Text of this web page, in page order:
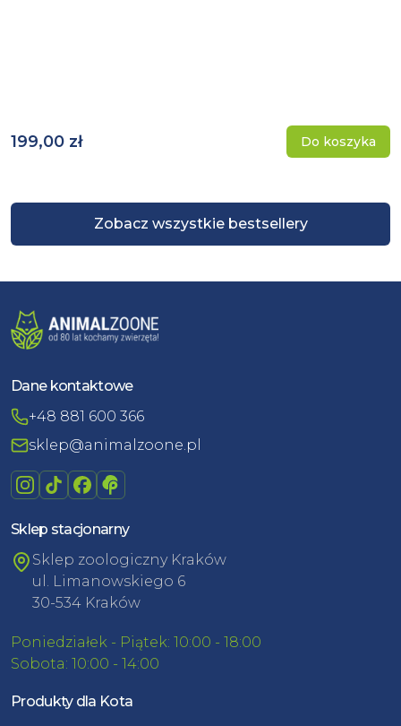
Zobacz wszystkie bestsellery
199,00 zł Do koszyka
Dane kontaktowe
+48 881 600 366
sklep@animalzoone.pl
Sklep stacjonarny
Sklep zoologiczny Kraków
ul. Limanowskiego 6
30-534 Kraków
Poniedziałek - Piątek: 10:00 - 18:00
Sobota: 10:00 - 14:00
Produkty dla Kota